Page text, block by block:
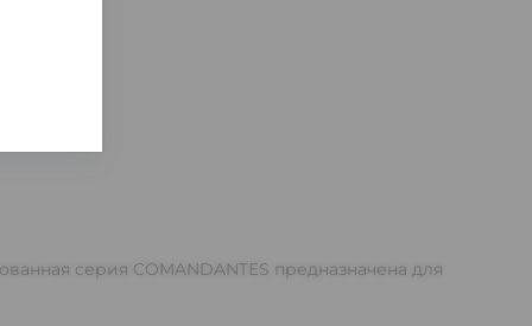
серия COMANDANTES предназначена для